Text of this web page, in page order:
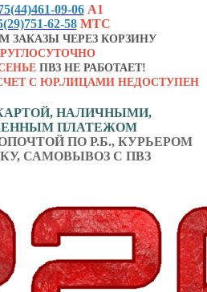
09-06 А1
62-58 МТС
ЗАКАЗЫ ЧЕРЕЗ КОРЗИНУ
ПВЗ НЕ РАБОТАЕТ!
С ЮР.ЛИЦАМИ НЕДОСТУПЕН
НАЛИЧНЫМИ,
ПЛАТЕЖОМ
ПО Р.Б., КУРЬЕРОМ
САМОВЫВОЗ С ПВЗ